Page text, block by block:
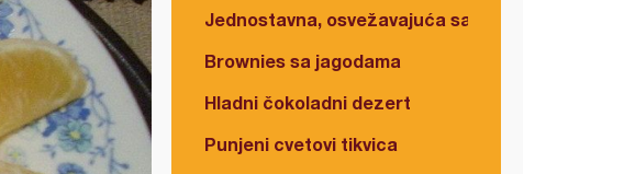
Jednostavna, osvežavajuća salata
Brownies sa jagodama
Hladni čokoladni dezert
Punjeni cvetovi tikvica